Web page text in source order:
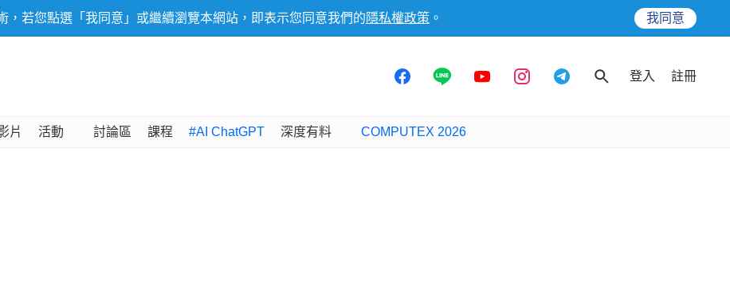
若您點選「我同意」或繼續瀏覽本網站，即表示您同意我們的 隱私權政策 。 我同意
登入 註冊
片 活動 討論區 課程 #AI ChatGPT 深度有料 COMPUTEX 2026